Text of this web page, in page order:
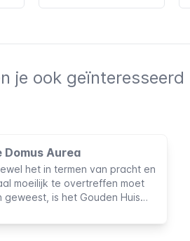
je ook geïnteresseerd
Domus Aurea
het in termen van pracht en
moeilijk te overtreffen moet
geweest, is het Gouden Huis
De ondergrondse ruïnes